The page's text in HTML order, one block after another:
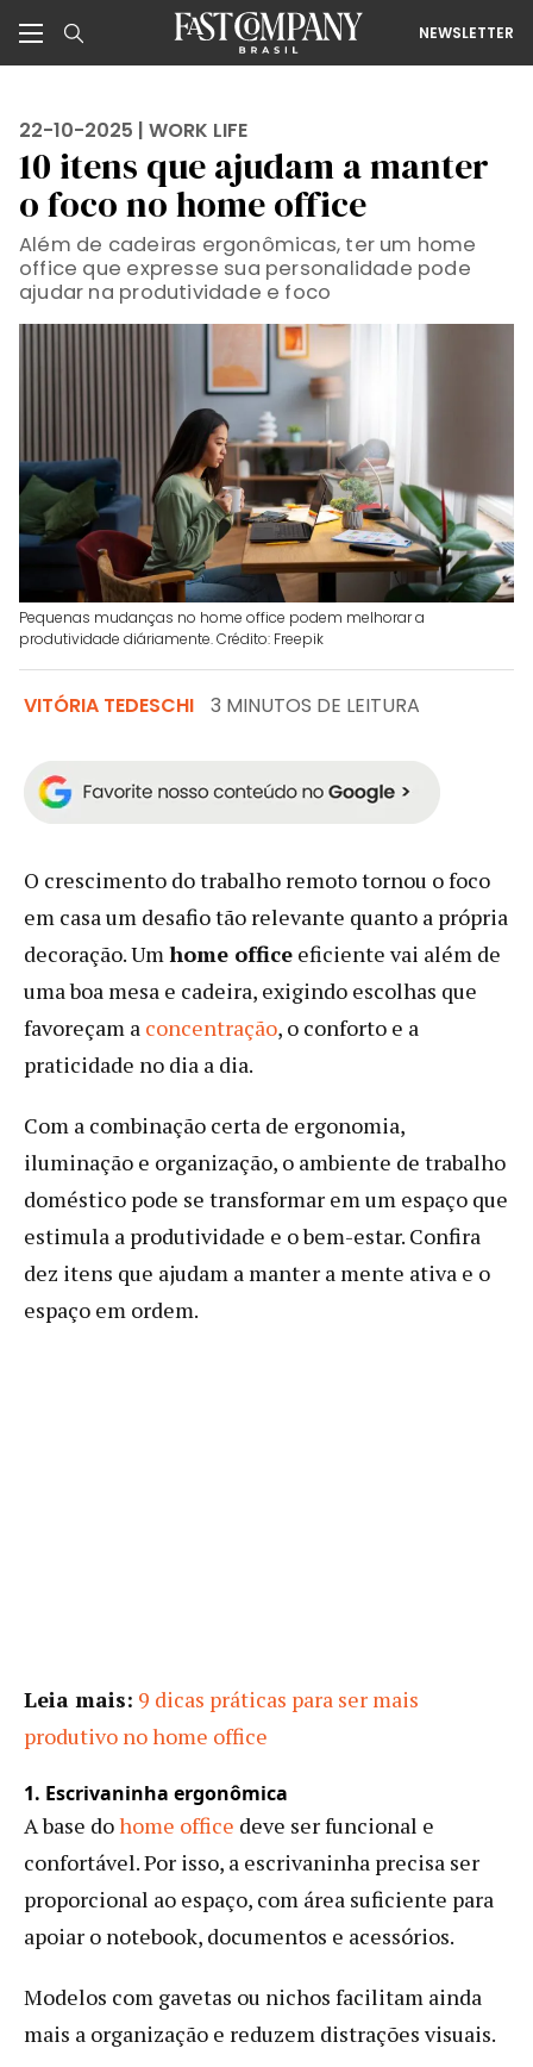
NEWSLETTER
22-10-2025 | WORK LIFE
10 itens que ajudam a manter
o foco no home office
Além de cadeiras ergonômicas, ter um home
office que expresse sua personalidade pode
ajudar na produtividade e foco
Pequenas mudanças no home office podem melhorar a
produtividade diáriamente. Crédito: Freepik
VITÓRIA TEDESCHI 3 MINUTOS DE LEITURA
O crescimento do trabalho remoto tornou o foco
em casa um desafio tão relevante quanto a própria
decoração. Umhome office eficiente vai além de
uma boa mesa e cadeira, exigindo escolhas que
favoreçam a concentração, o conforto e a
praticidade no dia a dia.
Com a combinação certa de ergonomia,
iluminação e organização, o ambiente de trabalho
doméstico pode se transformar em um espaço que
estimula a produtividade e o bem-estar. Confira
dez itens que ajudam a manter a mente ativa e o
espaço em ordem.
Leia mais: 9 dicas práticas para ser mais
produtivo no home office
1. Escrivaninha ergonômica
A base dohome office deve ser funcional e
confortável. Por isso, a escrivaninha precisa ser
proporcional ao espaço, com área suficiente para
apoiar o notebook, documentos e acessórios.
Modelos com gavetas ou nichos facilitam ainda
mais a organização e reduzem distrações visuais.